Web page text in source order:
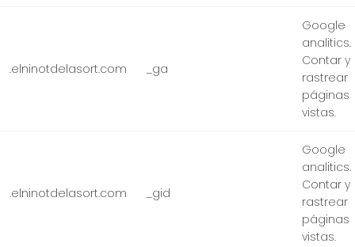
.elninotdelasort.com _ga
Google
analitics.
Contar y
rastrear
páginas
vistas.
.elninotdelasort.com _gid
Google
analitics.
Contar y
rastrear
páginas
vistas.